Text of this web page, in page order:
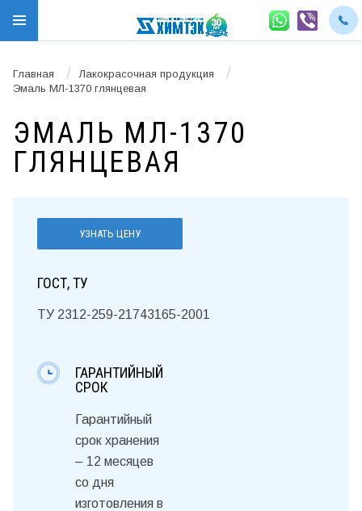
Главная / Лакокрасочная продукция /
Эмаль МЛ-1370 глянцевая
ЭМАЛЬ МЛ-1370
ГЛЯНЦЕВАЯ
УЗНАТЬ ЦЕНУ
ГОСТ, ТУ
ТУ 2312-259-21743165-2001
ГАРАНТИЙНЫЙ
СРОК
Гарантийный
срок хранения
– 12 месяцев
со дня
изготовления в